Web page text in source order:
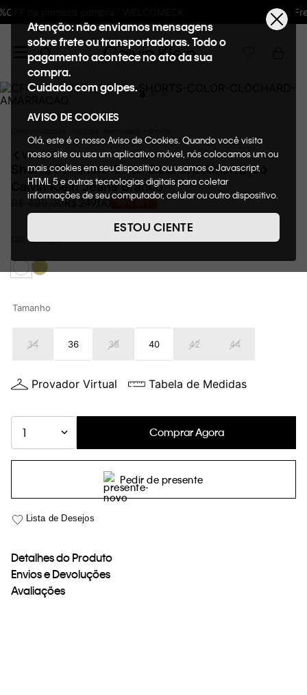
Frete GRÁTIS nas compras acima de R$600
Atenção: não enviamos mensagens
sobre frete ou transportadoras. Todo o
pagamento acontece no ato da sua
compra.
Cuidado com golpes.
AVISO DE COOKIES
Olá, este é o nosso Aviso de Cookies. Quando você visita
nosso site ou usa um aplicativo móvel, nós colocamos um ou
mais cookies em seu dispositivo ou usamos o Javascript,
HTML 5 e outras tecnologias digitais para coletar
informações de seu computador, celular ou outro dispositivo.
de cookies, informaremos quais cookies usaremos e quais
suas funções. A forma como processamos os dados
nosso Aviso de Privacidade. Quando você visita nosso site,
consideraremos isso como sua solicitação específica para
entre outros, a capacidade de comprar um item em nossa
Cookies acesse o link.
ESTOU CIENTE
VOLTAR
Shorts Feminino Color Clochard Amarração
Calvin Klein Jeans Branco
499,00R$ 249,00 50%
CorBranco
Tamanho
34 36 38 40 42 44
Provador Virtual Tabela de Medidas
1 Comprar Agora
Pedir de presente
Detalhes do Produto
Envios e Devoluções
Avaliações